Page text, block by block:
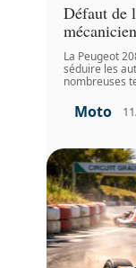
Défaut de
La Peugeot
séduire les
nombreuses
Moto